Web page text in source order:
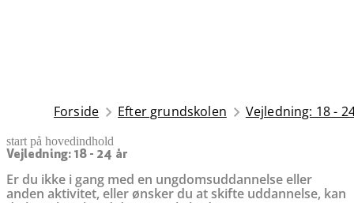
Forside Efter grundskolen Vejledning: 18 -
start på hovedindhold
Vejledning: 18 - 24 år
Er du ikke i gang med en ungdomsuddannelse eller
anden aktivitet, eller ønsker du at skifte uddannelse, kan
senest opdateret 9. december 2025